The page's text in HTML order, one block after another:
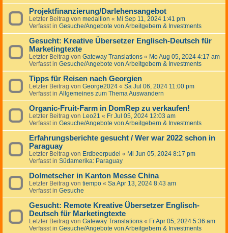
Projektfinanzierung/Darlehensangebot
Letzter Beitrag von medallion « Mi Sep 11, 2024 1:41 pm
Verfasst in Gesuche/Angebote von Arbeitgebern & Investments
Gesucht: Kreative Übersetzer Englisch-Deutsch für
Marketingtexte
Letzter Beitrag von Gateway Translations « Mo Aug 05, 2024 4:17 am
Verfasst in Gesuche/Angebote von Arbeitgebern & Investments
Tipps für Reisen nach Georgien
Letzter Beitrag von George2024 « Sa Jul 06, 2024 11:00 pm
Verfasst in Allgemeines zum Thema Auswandern
Organic-Fruit-Farm in DomRep zu verkaufen!
Letzter Beitrag von Leo21 « Fr Jul 05, 2024 12:03 am
Verfasst in Gesuche/Angebote von Arbeitgebern & Investments
Erfahrungsberichte gesucht / Wer war 2022 schon in
Paraguay
Letzter Beitrag von Erdbeerpudel « Mi Jun 05, 2024 8:17 pm
Verfasst in Südamerika: Paraguay
Dolmetscher in Kanton Messe China
Letzter Beitrag von tiempo « Sa Apr 13, 2024 8:43 am
Verfasst in Gesuche
Gesucht: Remote Kreative Übersetzer Englisch-
Deutsch für Marketingtexte
Letzter Beitrag von Gateway Translations « Fr Apr 05, 2024 5:36 am
Verfasst in Gesuche/Angebote von Arbeitgebern & Investments